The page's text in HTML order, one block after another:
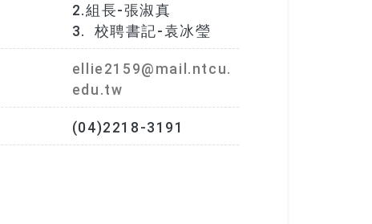
2.組長-張淑真
3. 校聘書記-袁冰瑩
ellie2159@mail.ntcu.
edu.tw
(04)2218-3191